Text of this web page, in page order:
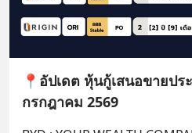
📍อัปเดต หุ้นกู้เสนอขายประจำเดือ
กรกฎาคม 2569